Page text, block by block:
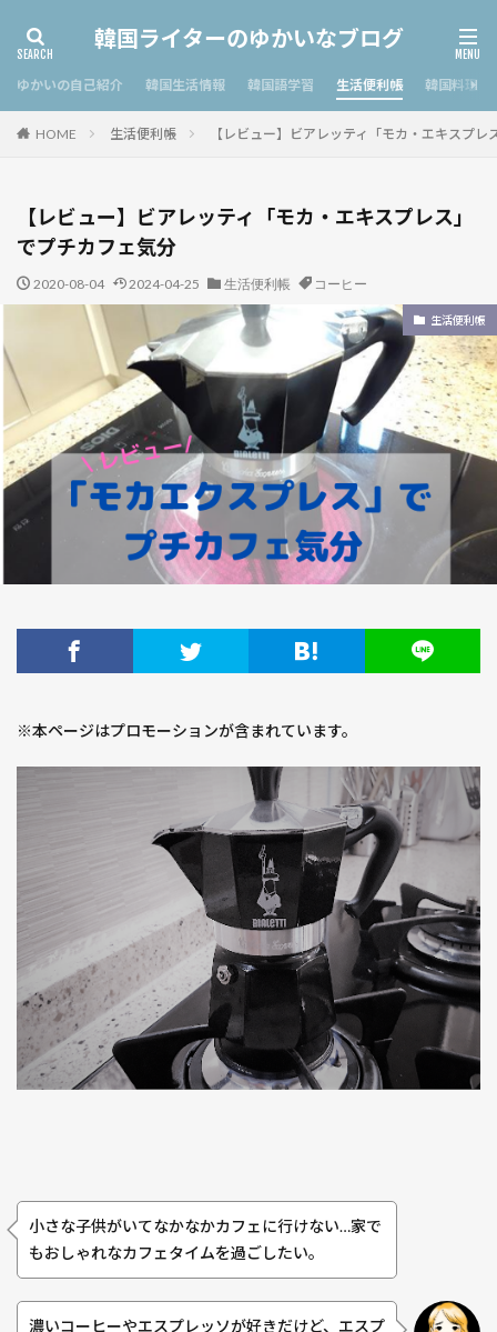
韓国ライターのゆかいなブログ
ゆかいの自己紹介 韓国生活情報 韓国語学習 生活便利帳 韓国料理
HOME 生活便利帳 【レビュー】ビアレッティ「モカ・エキスプレ
【レビュー】ビアレッティ「モカ・エキスプレス」
でプチカフェ気分
2020-08-04 2024-04-25 生活便利帳 コーヒー
生活便利帳
※本ページはプロモーションが含まれています。
小さな子供がいてなかなかカフェに行けない…家で
もおしゃれなカフェタイムを過ごしたい。
濃いコーヒーやエスプレッソが好きだけど、エスプ